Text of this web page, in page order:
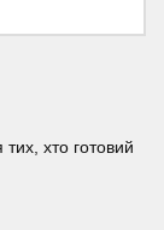
хто готовий